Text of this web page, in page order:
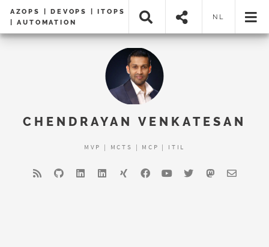
AZOPS | DEVOPS | ITOPS
| AUTOMATION
NL
CHENDRAYAN VENKATESAN
MVP | MCTS | MCP | ITIL